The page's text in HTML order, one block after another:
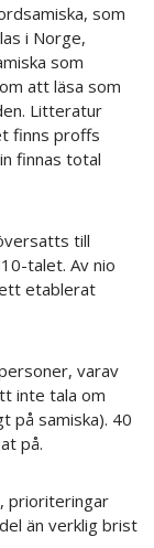
som
i Norge,
som
att läsa som
Litteratur
finns proffs
finnas total
till
talet. Av nio
etablerat
varav
inte tala om
på samiska). 40
på.
prioriteringar
än verklig brist